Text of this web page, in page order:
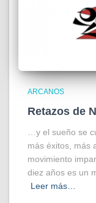
ARCANOS
Retazos de
…y el sueño se
más éxitos, más
movimiento
diez años es un
Leer más…